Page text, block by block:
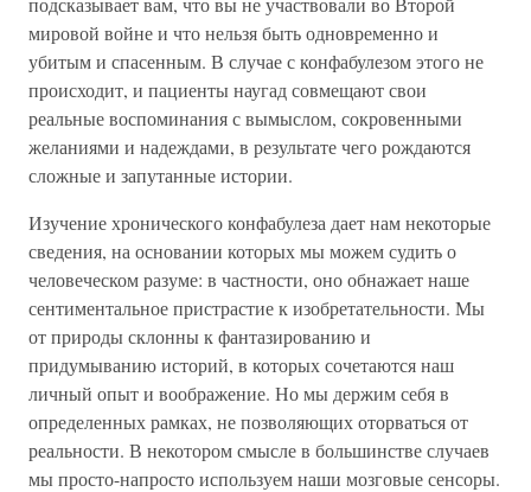
мировой войне и что нельзя быть одновременно и
убитым и спасенным. В случае с конфабулезом этого не
происходит, и пациенты наугад совмещают свои
реальные воспоминания с вымыслом, сокровенными
желаниями и надеждами, в результате чего рождаются
сложные и запутанные истории.
Изучение хронического конфабулеза дает нам некоторые
сведения, на основании которых мы можем судить о
человеческом разуме: в частности, оно обнажает наше
сентиментальное пристрастие к изобретательности. Мы
от природы склонны к фантазированию и
придумыванию историй, в которых сочетаются наш
личный опыт и воображение. Но мы держим себя в
определенных рамках, не позволяющих оторваться от
реальности. В некотором смысле в большинстве случаев
мы просто-напросто используем наши мозговые сенсоры.